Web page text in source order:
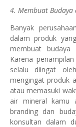
4. Membuat
Banyak
dalam produk
membuat
Karena
selalu diingat
mengingat produk
atau memasuki
air mineral kamu
branding dan
konsultan dalam